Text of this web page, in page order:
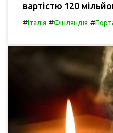
вартістю 120
#Італія #Фінляндія #